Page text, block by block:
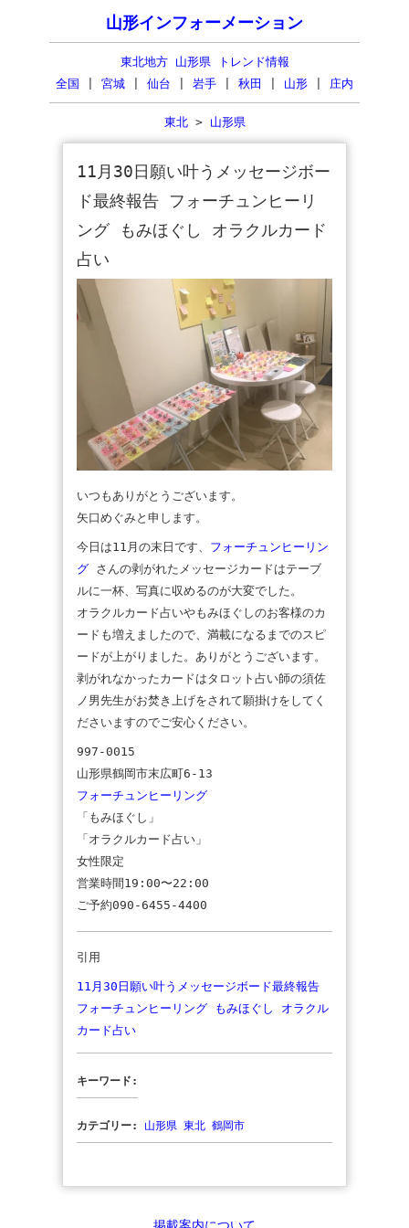
山形インフォーメーション
東北地方 山形県 トレンド情報
全国
宮城 仙台 岩手 秋田 山形 庄内
東北> 山形県
11月30日願い叶うメッセージボー
ド最終報告 フォーチュンヒーリ
ング もみほぐし オラクルカード
占い
いつもありがとうございます。
矢口めぐみと申します。
今日は11月の末日です、 フォーチュンヒーリン
グ さんの剥がれたメッセージカードはテーブ
ルに一杯、写真に収めるのが大変でした。
オラクルカード占いやもみほぐしのお客様のカ
ードも増えましたので、満載になるまでのスピ
ードが上がりました。ありがとうございます。
剥がれなかったカードはタロット占い師の須佐
ノ男先生がお焚き上げをされて願掛けをしてく
ださいますのでご安心ください。
997-0015
山形県鶴岡市末広町6-13
フォーチュンヒーリング
「もみほぐし」
「オラクルカード占い」
女性限定
営業時間19:00〜22:00
ご予約090-6455-4400
引用
11月30日願い叶うメッセージボード最終報告
フォーチュンヒーリング もみほぐし オラクル
カード占い
キーワード:
カテゴリー: 山形県 東北 鶴岡市